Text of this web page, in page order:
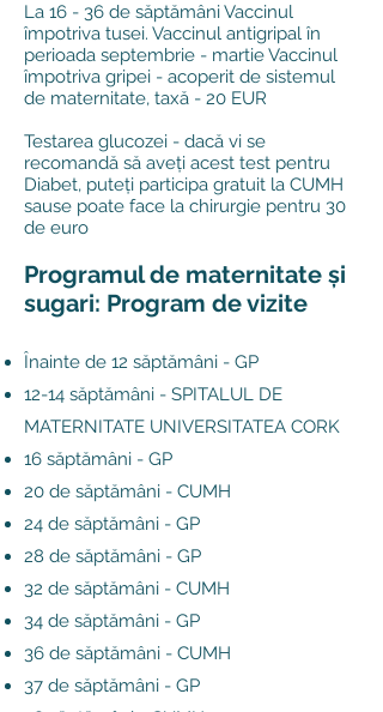
La 16 - 36 de săptămâni Vaccinul
împotriva tusei. Vaccinul antigripal în
perioada septembrie - martie Vaccinul
împotriva gripei - acoperit de sistemul
de maternitate, taxă - 20 EUR
Testarea glucozei - dacă vi se
recomandă să aveți acest test pentru
Diabet, puteți participa gratuit la CUMH
sause poate face la chirurgie pentru 30
de euro
Programul de maternitate și
sugari: Program de vizite
Înainte de 12 săptămâni - GP
12-14 săptămâni - SPITALUL DE
MATERNITATE UNIVERSITATEA CORK
16 săptămâni - GP
20 de săptămâni - CUMH
24 de săptămâni - GP
28 de săptămâni - GP
32 de săptămâni - CUMH
34 de săptămâni - GP
36 de săptămâni - CUMH
37 de săptămâni - GP